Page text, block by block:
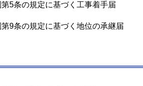
第5条の規定に基づく工事着手届
第9条の規定に基づく地位の承継届